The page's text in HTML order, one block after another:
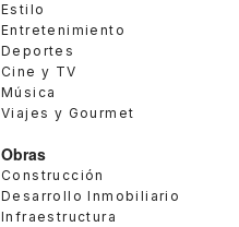
Estilo
Entretenimiento
Deportes
Cine y TV
Música
Viajes y Gourmet
Obras
Construcción
Desarrollo Inmobiliario
Infraestructura